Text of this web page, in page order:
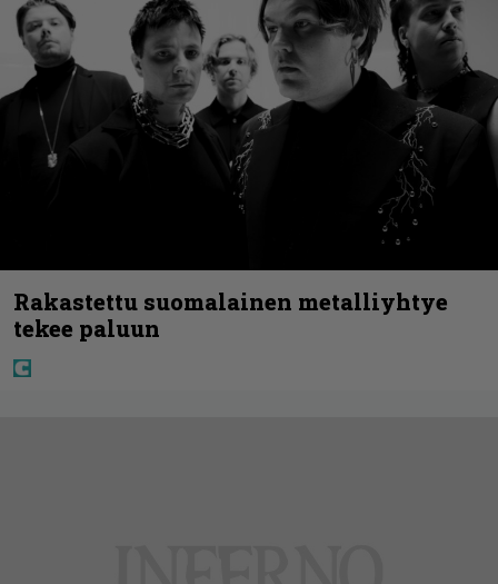
Rakastettu suomalainen metalliyhtye
tekee paluun